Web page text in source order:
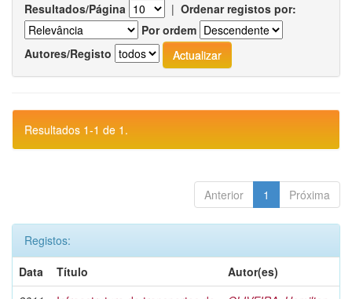
Resultados/Página | Ordenar registos por:
Por ordem
Autores/Registo
Resultados 1-1 de 1.
Anterior 1 Próxima
Registos:
Data
Título
Autor(es)